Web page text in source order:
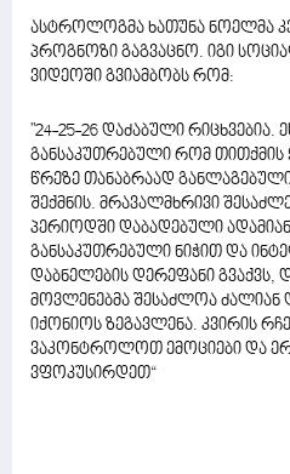
ასტროლოგმა ხათუნა ნოელმა
პროგნოზი გაგვაცნო. იგი
ვიდეოში გვიამბობს რომ:
"24-25-26 დაძაბული რიცხვებია.
განსაკუთრებული რომ თითქმის
წრეზე თანაბრაად
შექმნის. მრავალმხრივი
პერიოდში დაბადებული
განსაკუთრებული ნიჭით და
დაბნელების დერეფანი გვაქვს,
მოვლენებმა შესაძლოა ძალიან
იქონიოს ზეგავლენა. კვირის
ვაკონტროლოთ ემოციები და
ვფოკუსირდეთ“